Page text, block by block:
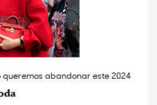
abandonar este 2024